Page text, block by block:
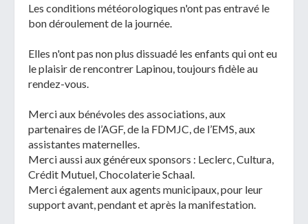
Les conditions météorologiques n'ont pas entravé le
bon déroulement de la journée.
Elles n'ont pas non plus dissuadé les enfants qui ont eu
le plaisir de rencontrer Lapinou, toujours fidèle au
rendez-vous.
Merci aux bénévoles des associations, aux
partenaires de l’AGF, de la FDMJC, de l’EMS, aux
assistantes maternelles.
Merci aussi aux généreux sponsors : Leclerc, Cultura,
Crédit Mutuel, Chocolaterie Schaal.
Merci également aux agents municipaux, pour leur
support avant, pendant et après la manifestation.